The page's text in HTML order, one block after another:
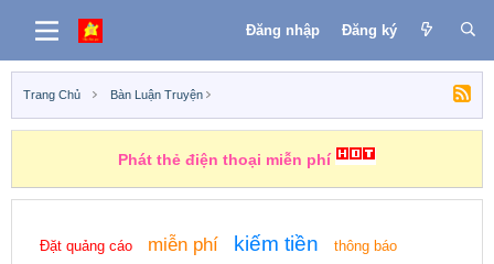
Đăng nhập Đăng ký
Trang Chủ Bàn Luận Truyện
Phát thẻ điện thoại miễn phí
Đặt quảng cáo miễn phí kiếm tiền thông báo